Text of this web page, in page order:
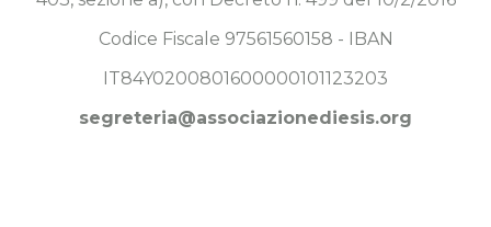
Codice Fiscale 97561560158 - IBAN
IT84Y0200801600000101123203
segreteria@associazionediesis.org